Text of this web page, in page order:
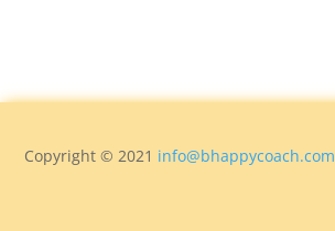
Copyright © 2021 info@bhappycoach.com